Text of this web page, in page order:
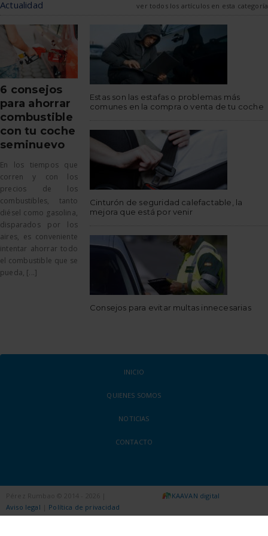
Actualidad ver todos los artículos en esta categoría
6 consejos
para ahorrar
combustible
con tu coche
seminuevo
En los tiempos que
corren y con los
precios de los
combustibles, tanto
diésel como gasolina,
disparados por los
aires, es conveniente
intentar ahorrar todo
el combustible que se
pueda, [...]
Estas son las estafas o problemas más
comunes en la compra o venta de tu coche
Cinturón de seguridad calefactable, la
mejora que está por venir
Consejos para evitar multas innecesarias
INICIO
QUIENES SOMOS
NOTICIAS
CONTACTO
Aviso legal
Política de privacidad
KAAVAN digital